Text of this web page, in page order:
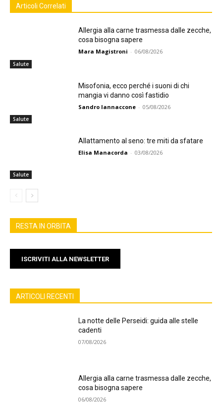
Articoli Correlati
Salute
Allergia alla carne trasmessa dalle zecche,
cosa bisogna sapere
Mara Magistroni - 06/08/2026
Salute
Misofonia, ecco perché i suoni di chi
mangia vi danno così fastidio
Sandro Iannaccone - 05/08/2026
Salute
Allattamento al seno: tre miti da sfatare
Elisa Manacorda - 03/08/2026
RESTA IN ORBITA
ISCRIVITI ALLA NEWSLETTER
ARTICOLI RECENTI
La notte delle Perseidi: guida alle stelle
cadenti
07/08/2026
Allergia alla carne trasmessa dalle zecche,
cosa bisogna sapere
06/08/2026